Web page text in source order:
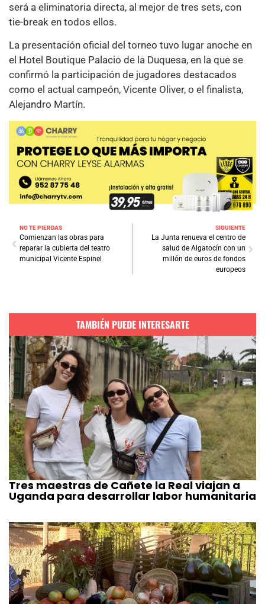
será a eliminatoria directa, al mejor de tres sets, con
tie-break en todos ellos.
La presentación oficial del torneo tuvo lugar anoche en
el Hotel Boutique Palacio de la Duquesa, en la que se
confirmó la participación de jugadores destacados
como el actual campeón, Vicente Oliver, o el finalista,
Alejandro Martín.
NO TE PIERDAS
Comienzan las obras para
reparar la cubierta del teatro
municipal Vicente Espinel
SIGUIENTE
La Junta renueva el centro de
salud de Algatocín con un
millón de euros de fondos
europeos
TAMBIÉN PUEDE INTERESARTE
Tres maestras de Cañete la Real viajan a
Uganda para desarrollar labor humanitaria